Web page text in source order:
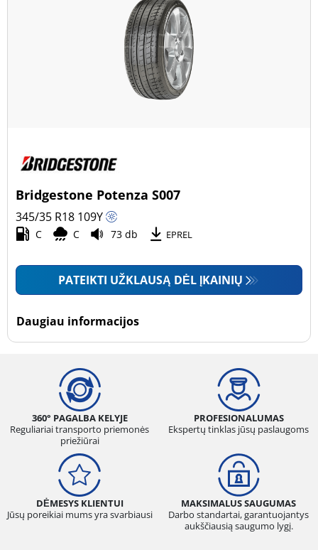
Visi sezonai (0)
Lengvasis automobilis (1)
Mažas sunkvežimis (0)
Motociklas (0)
Padanga sustiprintomis sienelėmis
Daugiau parinkčių
Bridgestone Potenza S007
345/35 R18 109Y
C C 73 db EPREL
PATEIKTI UŽKLAUSĄ DĖL ĮKAINIŲ
Daugiau informacijos
360° PAGALBA KELYJE
Reguliariai transporto priemonės
priežiūrai
PROFESIONALUMAS
Ekspertų tinklas jūsų paslaugoms
DĖMESYS KLIENTUI
Jūsų poreikiai mums yra svarbiausi
MAKSIMALUS SAUGUMAS
Darbo standartai, garantuojantys
aukščiausią saugumo lygį.